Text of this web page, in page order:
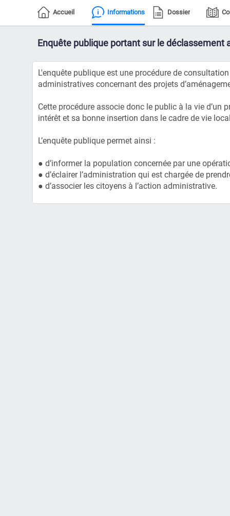
Accueil Informations Dossier
Enquête publique portant sur le déclassement
L'enquête publique est une procédure de
administratives concernant des projets
Cette procédure associe donc le public à la vie
intérêt et sa bonne insertion dans le cadre de vie
L’enquête publique permet ainsi :
● d’informer la population concernée par une
● d’éclairer l’administration qui est chargée de
● d’associer les citoyens à l’action administrative.